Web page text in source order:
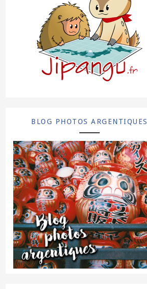
BLOG PHOTOS ARGENTIQUES